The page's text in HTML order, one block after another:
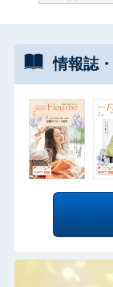
情報誌・